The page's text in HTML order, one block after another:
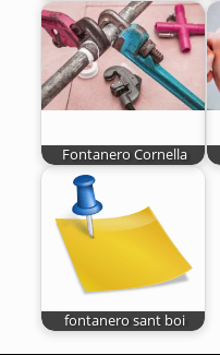
Fontanero Cornella
fontanero sant boi